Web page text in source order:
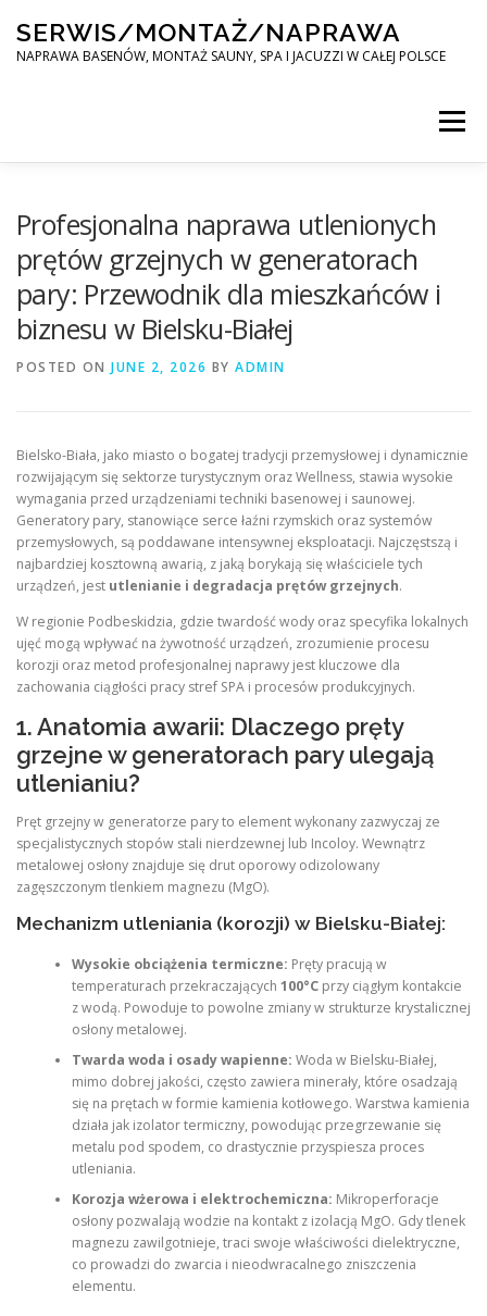
content
SERWIS/MONTAŻ/NAPRAWA
NAPRAWA BASENÓW, MONTAŻ SAUNY, SPA I JACUZZI W CAŁEJ POLSCE
Menu
MONTAŻ SAUNY, SPA, JACUZI W CAŁEJ POLSCE
KONTAKT
Profesjonalna naprawa utlenionych
prętów grzejnych w generatorach
pary: Przewodnik dla mieszkańców i
biznesu w Bielsku-Białej
POSTED ON JUNE 2, 2026 BY ADMIN
Bielsko-Biała, jako miasto o bogatej tradycji przemysłowej i dynamicznie
rozwijającym się sektorze turystycznym oraz Wellness, stawia wysokie
wymagania przed urządzeniami techniki basenowej i saunowej.
Generatory pary, stanowiące serce łaźni rzymskich oraz systemów
przemysłowych, są poddawane intensywnej eksploatacji. Najczęstszą i
najbardziej kosztowną awarią, z jaką borykają się właściciele tych
urządzeń, jest utlenianie i degradacja prętów grzejnych.
W regionie Podbeskidzia, gdzie twardość wody oraz specyfika lokalnych
ujęć mogą wpływać na żywotność urządzeń, zrozumienie procesu
korozji oraz metod profesjonalnej naprawy jest kluczowe dla
zachowania ciągłości pracy stref SPA i procesów produkcyjnych.
1. Anatomia awarii: Dlaczego pręty
grzejne w generatorach pary ulegają
utlenianiu?
Pręt grzejny w generatorze pary to element wykonany zazwyczaj ze
specjalistycznych stopów stali nierdzewnej lub Incoloy. Wewnątrz
metalowej osłony znajduje się drut oporowy odizolowany
zagęszczonym tlenkiem magnezu (MgO).
Mechanizm utleniania (korozji) w Bielsku-Białej:
Wysokie obciążenia termiczne: Pręty pracują w
temperaturach przekraczających 100°Cprzy ciągłym kontakcie
z wodą. Powoduje to powolne zmiany w strukturze krystalicznej
osłony metalowej.
Twarda woda i osady wapienne: Woda w Bielsku-Białej,
mimo dobrej jakości, często zawiera minerały, które osadzają
się na prętach w formie kamienia kotłowego. Warstwa kamienia
działa jak izolator termiczny, powodując przegrzewanie się
metalu pod spodem, co drastycznie przyspiesza proces
utleniania.
Korozja wżerowa i elektrochemiczna: Mikroperforacje
osłony pozwalają wodzie na kontakt z izolacją MgO. Gdy tlenek
magnezu zawilgotnieje, traci swoje właściwości dielektryczne,
co prowadzi do zwarcia i nieodwracalnego zniszczenia
elementu.